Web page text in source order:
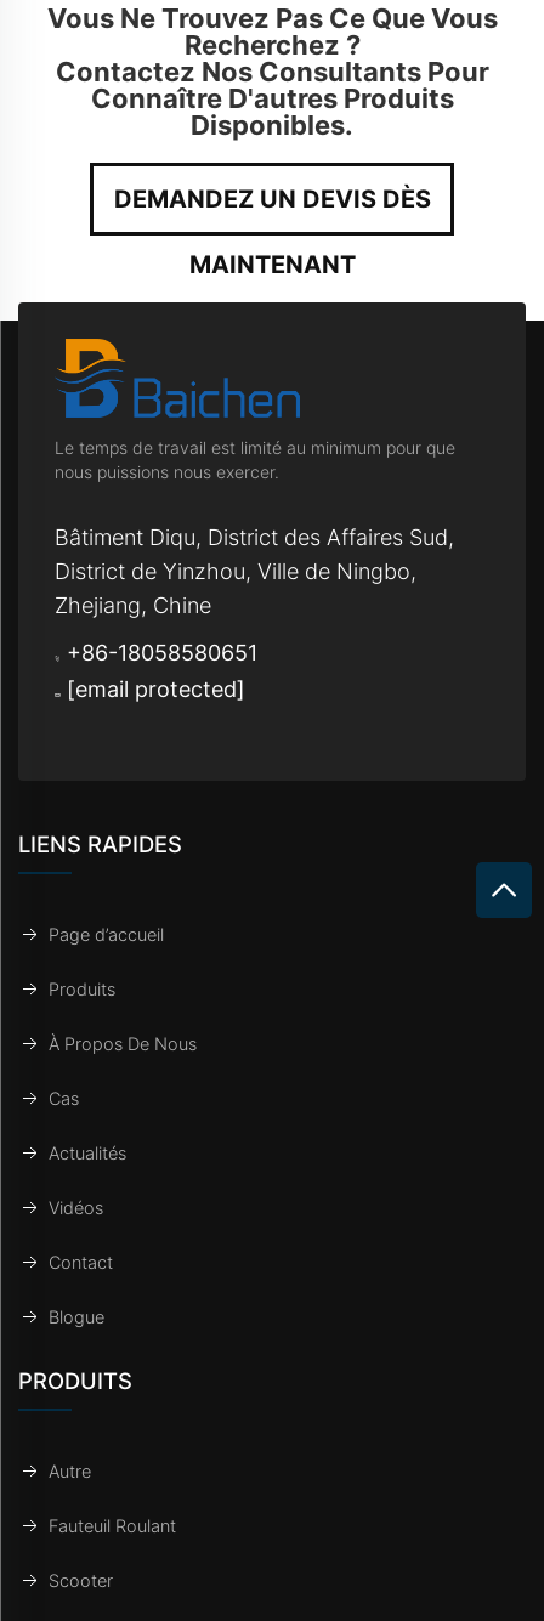
Vous Ne Trouvez Pas Ce Que Vous
Recherchez ?
Contactez Nos Consultants Pour
Connaître D'autres Produits
Disponibles.
DEMANDEZ UN DEVIS DÈS
MAINTENANT
Le temps de travail est limité au minimum pour que
nous puissions nous exercer.
Bâtiment Diqu, District des Affaires Sud,
District de Yinzhou, Ville de Ningbo,
Zhejiang, Chine
+86-18058580651
[email protected]
LIENS RAPIDES
Page d’accueil
Produits
À Propos De Nous
Cas
Actualités
Vidéos
Contact
Blogue
PRODUITS
Autre
Fauteuil Roulant
Scooter